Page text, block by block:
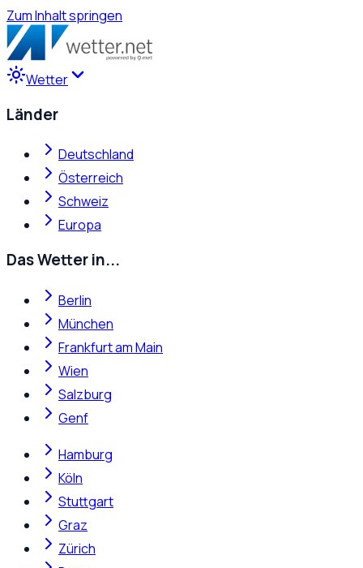
Zum Inhalt springen
Wetter
Länder
Deutschland
Österreich
Schweiz
Europa
Das Wetter in...
Berlin
München
Frankfurt am Main
Wien
Salzburg
Genf
Hamburg
Köln
Stuttgart
Graz
Zürich